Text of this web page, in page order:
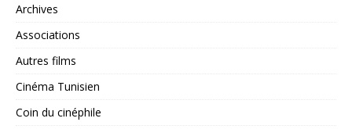
Archives
Associations
Autres films
Cinéma Tunisien
Coin du cinéphile